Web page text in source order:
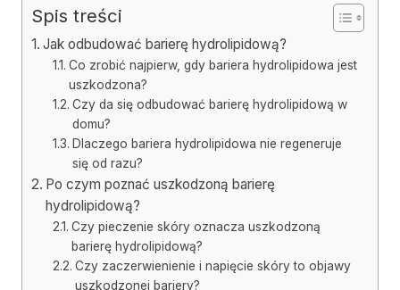
Spis treści
Jak odbudować barierę hydrolipidową?
Co zrobić najpierw, gdy bariera hydrolipidowa jest
uszkodzona?
Czy da się odbudować barierę hydrolipidową w
domu?
Dlaczego bariera hydrolipidowa nie regeneruje
się od razu?
Po czym poznać uszkodzoną barierę
hydrolipidową?
Czy pieczenie skóry oznacza uszkodzoną
barierę hydrolipidową?
Czy zaczerwienienie i napięcie skóry to objawy
uszkodzonej bariery?